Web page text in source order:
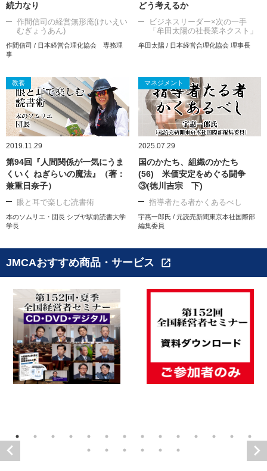
続力なり
作間信司の経営無形庵(けいえい
むぎょうあん)
作間信司 / 日本経営合理化協会 専務理
事
どう考えるか
ビジネスリーダー×次の一手
「牟田太陽の社長業ネクスト」
牟田太陽 / 日本経営合理化協会 理事長
教養
2019.11.29
第94回『人間関係が一気にうま
くいく ねぎらいの魔法』（著：
兼重日奈子）
眼と耳で楽しむ読書術
本のソムリエ・団長 シブヤ駅前読書大学
学長
マネジメント
2025.07.29
国のかたち、組織のかたち
(56) 米価安定をめぐる闘争
③(徳川吉宗 下)
指導者たる者かくあるべし
宇惠一郎氏 / 元読売新聞東京本社国際部
編集委員
JMCAおすすめ商品・サービス open_in_new